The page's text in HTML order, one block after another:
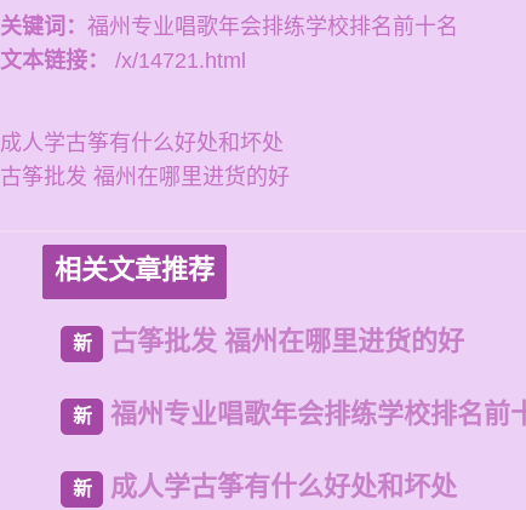
关键词： 福州专业唱歌年会排练学校排名前十名
文本链接：
/x/14721.html
成人学古筝有什么好处和坏处
古筝批发 福州在哪里进货的好
相关文章推荐
新 古筝批发 福州在哪里进货的好
新 福州专业唱歌年会排练学校排名前
新 成人学古筝有什么好处和坏处